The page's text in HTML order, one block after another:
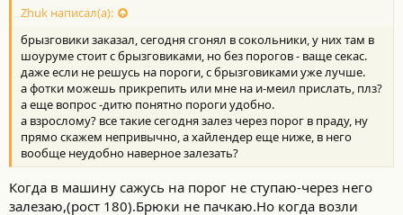
Zhuk написал(а):
брызговики заказал, сегодня сгонял в сокольники, у них там в
шоуруме стоит с брызговиками, но без порогов - ваще секас.
даже если не решусь на пороги, с брызговиками уже лучше.
а фотки можешь прикрепить или мне на и-меил прислать, плз?
а еще вопрос -дитю понятно пороги удобно.
а взрослому? все такие сегодня залез через порог в праду, ну
прямо скажем непривычно, а хайлендер еще ниже, в него
вообще неудобно наверное залезать?
Когда в машину сажусь на порог не ступаю-через него
залезаю,(рост 180).Брюки не пачкаю.Но когда возли